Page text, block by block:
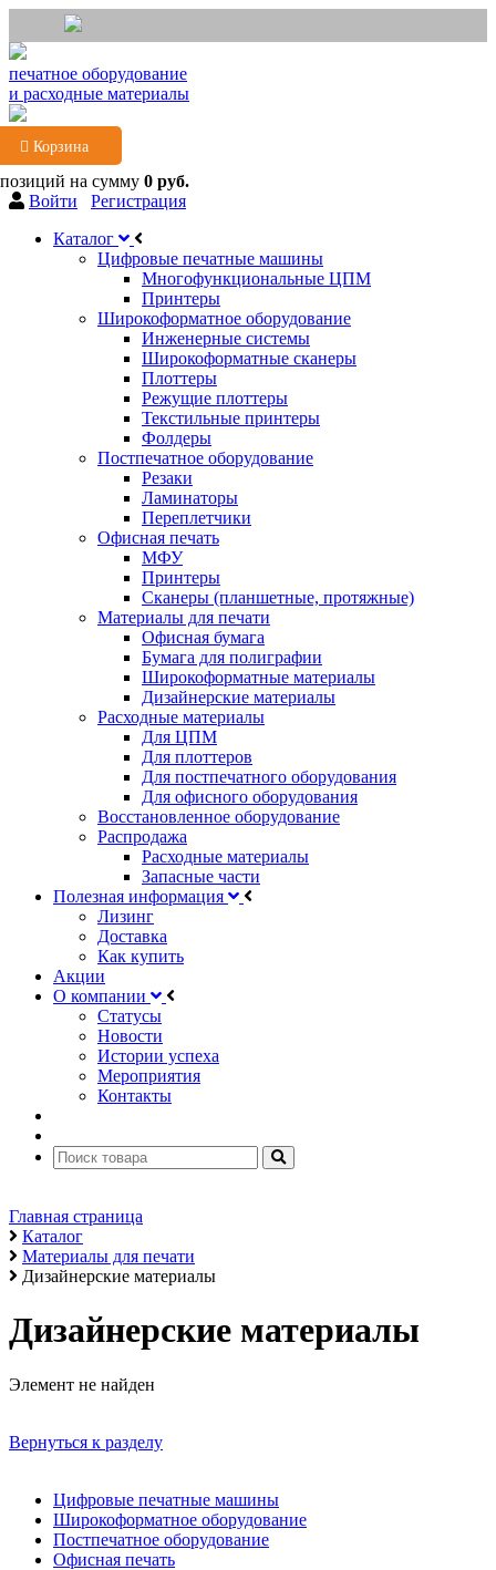
печатное оборудование
и расходные материалы
Корзина
на сумму 0 руб.
Войти
Регистрация
Каталог
Цифровые печатные машины
Многофункциональные ЦПМ
Принтеры
Широкоформатное оборудование
Инженерные системы
Широкоформатные сканеры
Плоттеры
Режущие плоттеры
Текстильные принтеры
Фолдеры
Постпечатное оборудование
Резаки
Ламинаторы
Переплетчики
Офисная печать
МФУ
Принтеры
Сканеры (планшетные, протяжные)
Материалы для печати
Офисная бумага
Бумага для полиграфии
Широкоформатные материалы
Дизайнерские материалы
Расходные материалы
Для ЦПМ
Для плоттеров
Для постпечатного оборудования
Для офисного оборудования
Восстановленное оборудование
Распродажа
Расходные материалы
Запасные части
Полезная информация
Лизинг
Доставка
Как купить
Акции
О компании
Статусы
Новости
Истории успеха
Мероприятия
Контакты
Главная страница
Каталог
Материалы для печати
Дизайнерские материалы
Дизайнерские материалы
Элемент не найден
Вернуться к разделу
Цифровые печатные машины
Широкоформатное оборудование
Постпечатное оборудование
Офисная печать